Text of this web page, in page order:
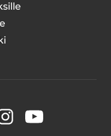
InstagramYouTube